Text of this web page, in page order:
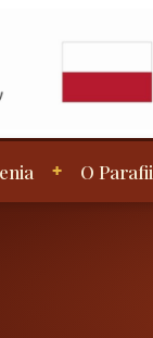
O Parafii